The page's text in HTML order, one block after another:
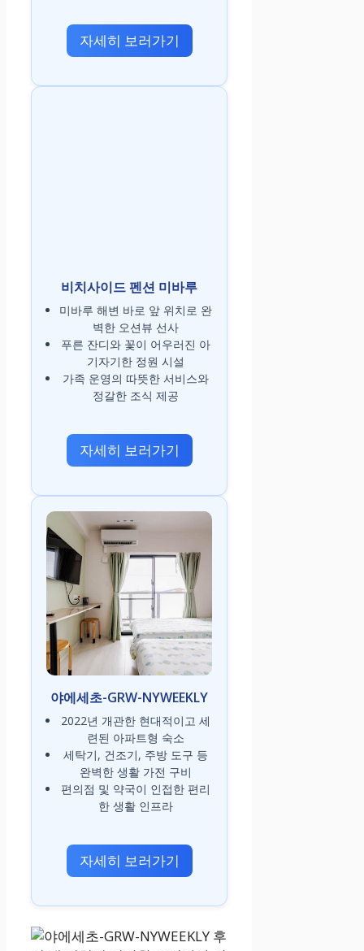
자세히 보러가기
비치사이드 펜션 미바루
미바루 해변 바로 앞 위치로 완
벽한 오션뷰 선사
푸른 잔디와 꽃이 어우러진 아
기자기한 정원 시설
가족 운영의 따뜻한 서비스와
정갈한 조식 제공
자세히 보러가기
야에세초-GRW-NYWEEKLY
2022년 개관한 현대적이고 세
련된 아파트형 숙소
세탁기, 건조기, 주방 도구 등
완벽한 생활 가전 구비
편의점 및 약국이 인접한 편리
한 생활 인프라
자세히 보러가기